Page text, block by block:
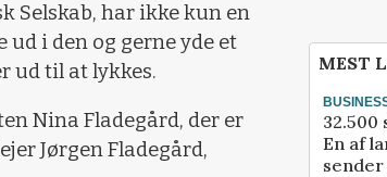
Selskab, har ikke kun en
i den og gerne yde et
ud til at lykkes.
Nina Fladegård, der er
Jørgen Fladegård,
MEST
32.500
En af
sender